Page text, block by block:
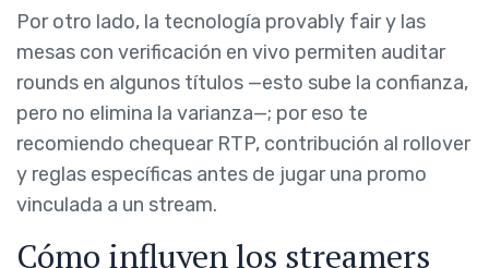
Por otro lado, la tecnología provably fair y las
mesas con verificación en vivo permiten auditar
rounds en algunos títulos —esto sube la confianza,
pero no elimina la varianza—; por eso te
recomiendo chequear RTP, contribución al rollover
y reglas específicas antes de jugar una promo
vinculada a un stream.
Cómo influyen los streamers